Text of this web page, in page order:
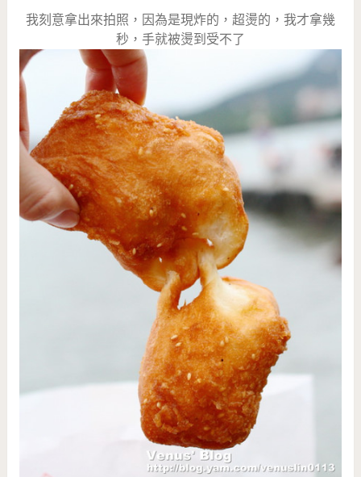
我刻意拿出來拍照，因為是現炸的，超燙的，我才拿幾
秒，手就被燙到受不了